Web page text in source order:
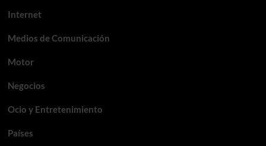
Internet
Medios de Comunicación
Motor
Negocios
Ocio y Entretenimiento
Países